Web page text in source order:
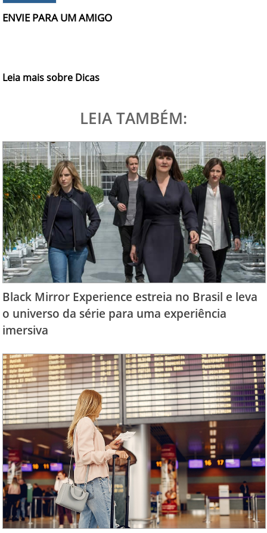
ENVIE PARA UM AMIGO
Leia mais sobre Dicas
LEIA TAMBÉM:
Black Mirror Experience estreia no Brasil e leva
o universo da série para uma experiência
imersiva